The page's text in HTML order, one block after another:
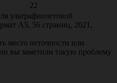
22
ультрафиолетовой
А5, 56 страниц, 2021,
место неточности или
вы заметили такую проблему